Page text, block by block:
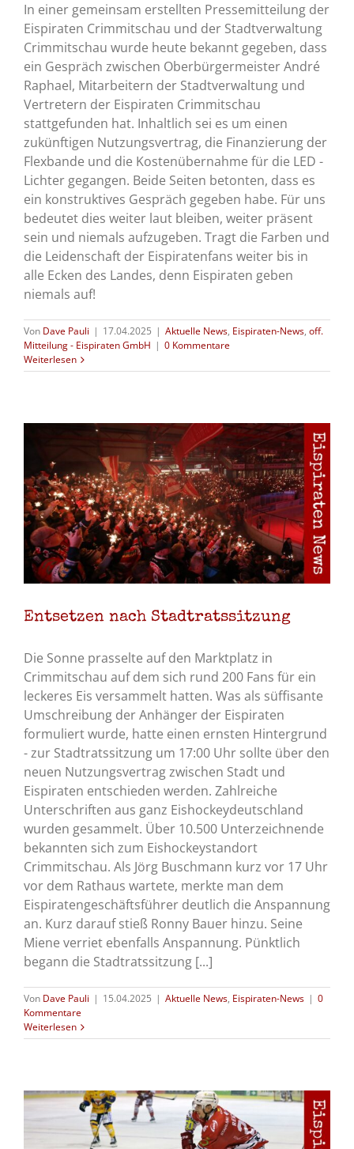
In einer gemeinsam erstellten Pressemitteilung der
Eispiraten Crimmitschau und der Stadtverwaltung
Crimmitschau wurde heute bekannt gegeben, dass
ein Gespräch zwischen Oberbürgermeister André
Raphael, Mitarbeitern der Stadtverwaltung und
Vertretern der Eispiraten Crimmitschau
stattgefunden hat. Inhaltlich sei es um einen
zukünftigen Nutzungsvertrag, die Finanzierung der
Flexbande und die Kostenübernahme für die LED -
Lichter gegangen. Beide Seiten betonten, dass es
ein konstruktives Gespräch gegeben habe. Für uns
bedeutet dies weiter laut bleiben, weiter präsent
sein und niemals aufzugeben. Tragt die Farben und
die Leidenschaft der Eispiratenfans weiter bis in
alle Ecken des Landes, denn Eispiraten geben
niemals auf!
Von Dave Pauli | 17.04.2025 | Aktuelle News, Eispiraten-News, off.
Mitteilung - Eispiraten GmbH | 0 Kommentare
Weiterlesen
Entsetzen nach Stadtratssitzung
Die Sonne prasselte auf den Marktplatz in
Crimmitschau auf dem sich rund 200 Fans für ein
leckeres Eis versammelt hatten. Was als süffisante
Umschreibung der Anhänger der Eispiraten
formuliert wurde, hatte einen ernsten Hintergrund
- zur Stadtratssitzung um 17:00 Uhr sollte über den
neuen Nutzungsvertrag zwischen Stadt und
Eispiraten entschieden werden. Zahlreiche
Unterschriften aus ganz Eishockeydeutschland
wurden gesammelt. Über 10.500 Unterzeichnende
bekannten sich zum Eishockeystandort
Crimmitschau. Als Jörg Buschmann kurz vor 17 Uhr
vor dem Rathaus wartete, merkte man dem
Eispiratengeschäftsführer deutlich die Anspannung
an. Kurz darauf stieß Ronny Bauer hinzu. Seine
Miene verriet ebenfalls Anspannung. Pünktlich
begann die Stadtratssitzung [...]
Von Dave Pauli | 15.04.2025 | Aktuelle News, Eispiraten-News | 0
Kommentare
Weiterlesen